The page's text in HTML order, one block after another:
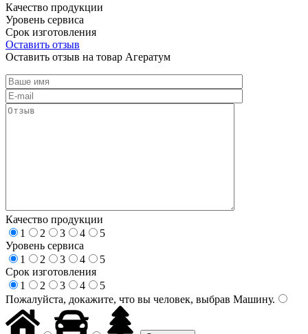
Качество продукции
Уровень сервиса
Срок изготовления
Оставить отзыв
Оставить отзыв на товар Агератум
Качество продукции
1
2 3 4
5
Уровень сервиса
1
2 3 4
5
Срок изготовления
1
2 3 4
5
Пожалуйста, докажите, что вы человек, выбрав Машину.